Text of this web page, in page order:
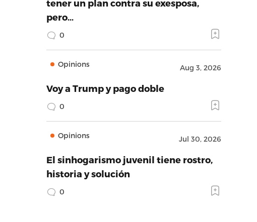
tener un plan contra su exesposa,
pero…
0
Opinions Aug 3, 2026
Voy a Trump y pago doble
0
Opinions Jul 30, 2026
El sinhogarismo juvenil tiene rostro,
historia y solución
0